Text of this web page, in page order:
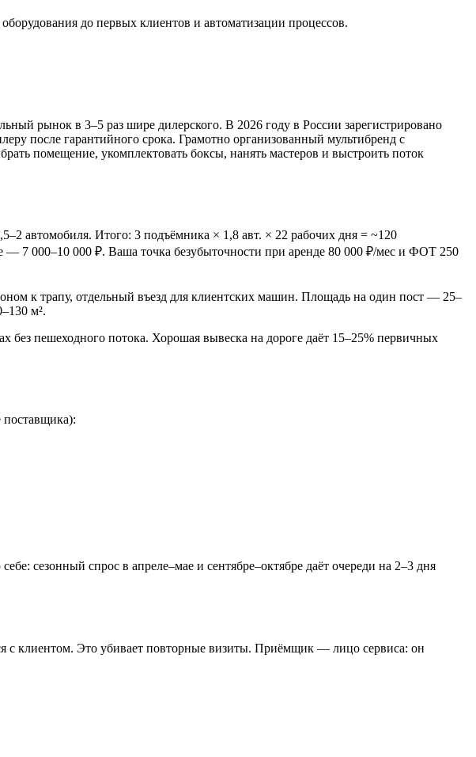
до первых клиентов и автоматизации процессов.
рынок в 3–5 раз шире дилерского. В 2026 году в России зарегистрировано
после гарантийного срока. Грамотно организованный мультибренд с
помещение, укомплектовать боксы, нанять мастеров и выстроить поток
автомобиля. Итого: 3 подъёмника × 1,8 авт. × 22 рабочих дня = ~120
7 000–10 000 ₽. Ваша точка безубыточности при аренде 80 000 ₽/мес и ФОТ 250
к трапу, отдельный въезд для клиентских машин. Площадь на один пост — 25–
м².
пешеходного потока. Хорошая вывеска на дороге даёт 15–25% первичных
поставщика):
сезонный спрос в апреле–мае и сентябре–октябре даёт очереди на 2–3 дня
с клиентом. Это убивает повторные визиты. Приёмщик — лицо сервиса: он